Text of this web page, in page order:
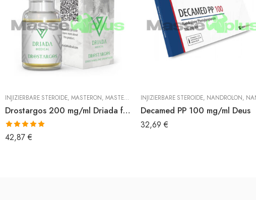
INJIZIERBARE STEROIDE, MASTERON, MASTERON ENANTHAT
Drostargos 200 mg/ml Driada fläschchen
Bewertet mit
5.00von 5
42,87 €
INJIZIERBARE STEROIDE, NANDROLON, NANDROLON
Decamed PP 100 mg/ml Deus
32,69 €